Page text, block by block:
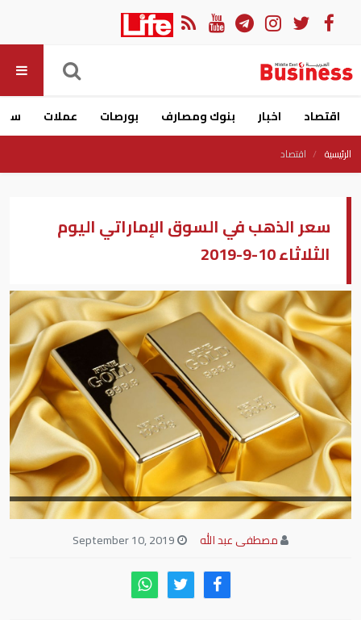
اقتصاد اخبار بنوك ومصارف بورصات عملات
الرئيسية اقتصاد
سعر الذهب في السوق الإماراتي اليوم
الثلاثاء 10-9-2019
مصطفى عبد الله